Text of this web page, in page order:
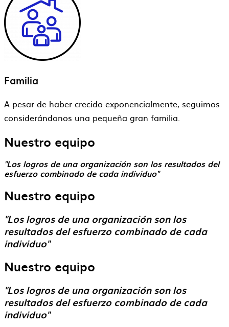
Familia
A pesar de haber crecido exponencialmente, seguimos
considerándonos una pequeña gran familia.
Nuestro equipo
"Los logros de una organización son los resultados del
esfuerzo combinado de cada individuo"
Nuestro equipo
"Los logros de una organización son los
resultados del esfuerzo combinado de cada
individuo"
Nuestro equipo
"Los logros de una organización son los
resultados del esfuerzo combinado de cada
individuo"